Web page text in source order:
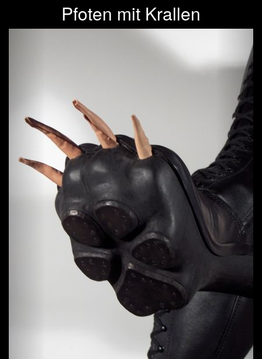
Pfoten mit Krallen